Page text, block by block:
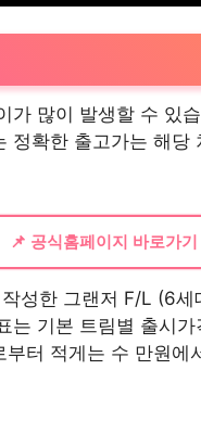
가 많이 발생할 수 있
정확한 출고가는 해당
📌 공식홈페이지 바로가기
성한 그랜저 F/L (6
는 기본 트림별 출시
터 적게는 수 만원